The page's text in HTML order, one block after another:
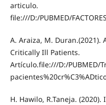
articulo.
file:///D:/PUBMED/
A. Araiza, M.
Critically Ill Patients.
Artículo.file:///D:/PUBMED/
H. Hawilo, R.Taneja.